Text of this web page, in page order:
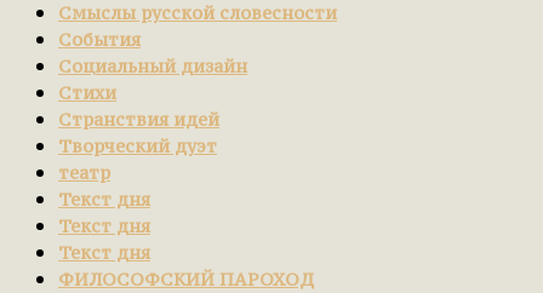
Смыслы русской словесности
События
Социальный дизайн
Стихи
Странствия идей
Творческий дуэт
театр
Текст дня
Текст дня
Текст дня
ФИЛОСОФСКИЙ ПАРОХОД